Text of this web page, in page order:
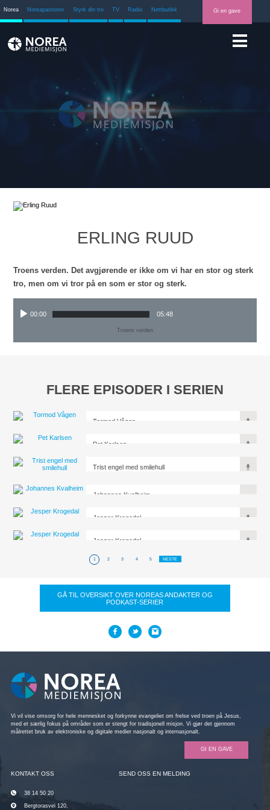
Norea Noreapastoren Styrk din tro TV Radio Nettbutikk Gi en gave
ERLING RUUD
Troens verden. Det avgjørende er ikke om vi har en stor og sterk
tro, men om vi tror på en som er stor og sterk.
00:00 05:48
Troens verden
FLERE EPISODER I SERIEN
Tormod Vågen
Pet Karlsen
Trist engel med smilehull
Johannes Kvalheim
Jesper Krogedal
Jesper Krogedal
1 2 3 4 5 NESTE
GÅ TIL OVERSIKT OVER NOREAS ANDAKTER OG
PODKAST-SERIER
Vi vil vise omsorg for hele mennesket og forkynne evangeliet om frelse ved troen på Jesus,
med et særlig fokus på områder som er stengt for tradisjonell misjon. Vi gjør det gjennom
målrettet bruk av elektroniske og digitale medier nasjonalt og internasjonalt.
GI EN GAVE
KONTAKT OSS
38 14 50 20
Bergtorasvei 120,
SEND OSS EN MELDING